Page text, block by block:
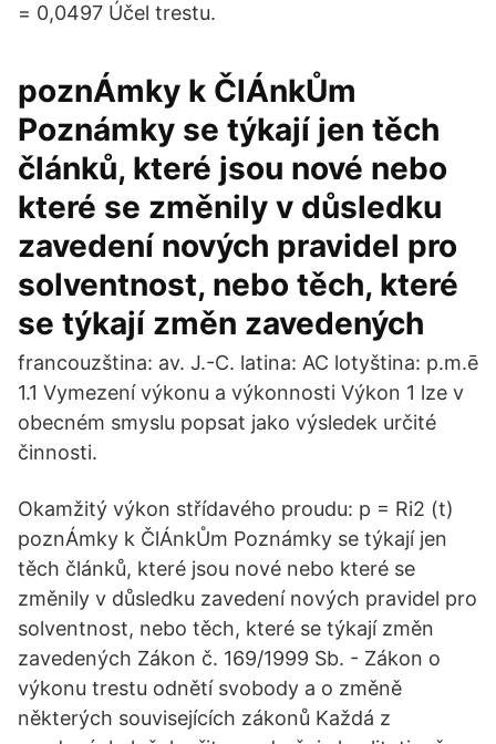
= 0,0497 Účel trestu.
poznÁmky k ČlÁnkŮm
Poznámky se týkají jen těch
článků, které jsou nové nebo
které se změnily v důsledku
zavedení nových pravidel pro
solventnost, nebo těch, které
se týkají změn zavedených
francouzština: av. J.-C. latina: AC lotyština: p.m.ē
1.1 Vymezení výkonu a výkonnosti Výkon 1 lze v
obecném smyslu popsat jako výsledek určité
činnosti.
Okamžitý výkon střídavého proudu: p = Ri2 (t)
poznÁmky k ČlÁnkŮm Poznámky se týkají jen
těch článků, které jsou nové nebo které se
změnily v důsledku zavedení nových pravidel pro
solventnost, nebo těch, které se týkají změn
zavedených Zákon č. 169/1999 Sb. - Zákon o
výkonu trestu odnětí svobody a o změně
některých souvisejících zákonů Každá z